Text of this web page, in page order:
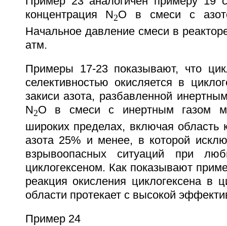
концентрация N2O в смеси с
Начальное давление смеси в
атм.
Примеры 17-23 показывают, что
селективностью окисляется в
закиси азота, разбавленной
N2О в смеси с инертным газом
широких пределах, включая область
азота 25% и менее, в которой
взрывоопасных ситуаций при
циклогексеном. Как показывают
реакция окисления циклогексена в
области протекает с высокой
Пример 24